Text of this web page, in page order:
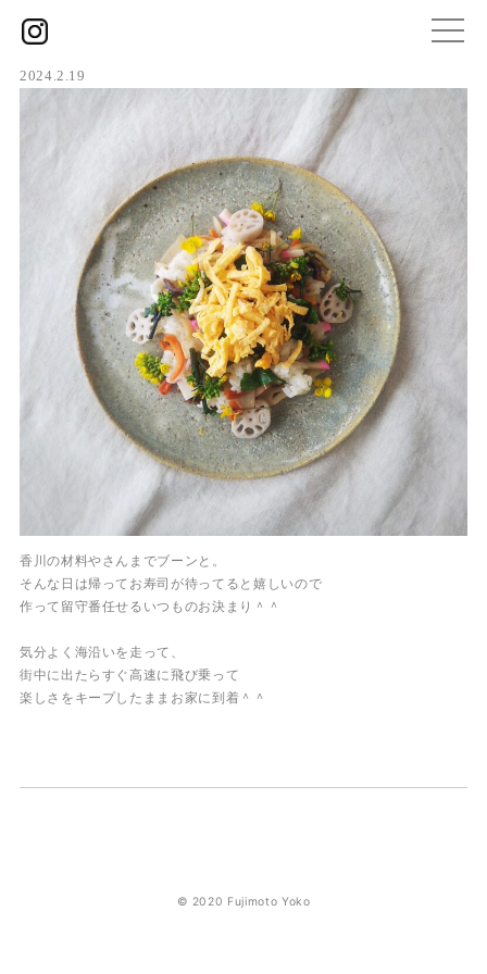
2024.2.19
香川の材料やさんまでブーンと。
そんな日は帰ってお寿司が待ってると嬉しいので
作って留守番任せるいつものお決まり＾＾
気分よく海沿いを走って、
街中に出たらすぐ高速に飛び乗って
楽しさをキープしたままお家に到着＾＾
© 2020 Fujimoto Yoko